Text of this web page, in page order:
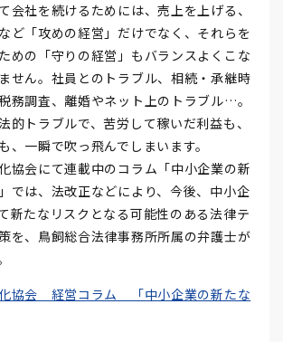
会社を続けるためには、売上を上げる、
ど「攻めの経営」だけでなく、それらを
めの「守りの経営」もバランスよくこな
せん。社員とのトラブル、相続・承継時
務調査、離婚やネット上のトラブル…。
的トラブルで、苦労して稼いだ利益も、
、一瞬で吹っ飛んでしまいます。
協会にて連載中のコラム「中小企業の新
では、法改正などにより、今後、中小企
新たなリスクとなる可能性のある法律テ
を、鳥飼総合法律事務所所属の弁護士が
協会 経営コラム 「中小企業の新たな